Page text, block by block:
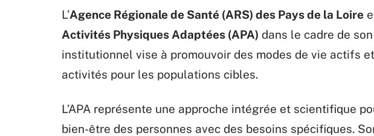
L’Agence Régionale de Santé (ARS) des Pays de la Loire
Activités Physiques Adaptées (APA) dans le cadre de
institutionnel vise à promouvoir des modes de vie actifs
activités pour les populations cibles.
L’APA représente une approche intégrée et scientifique
bien-être des personnes avec des besoins spécifiques.